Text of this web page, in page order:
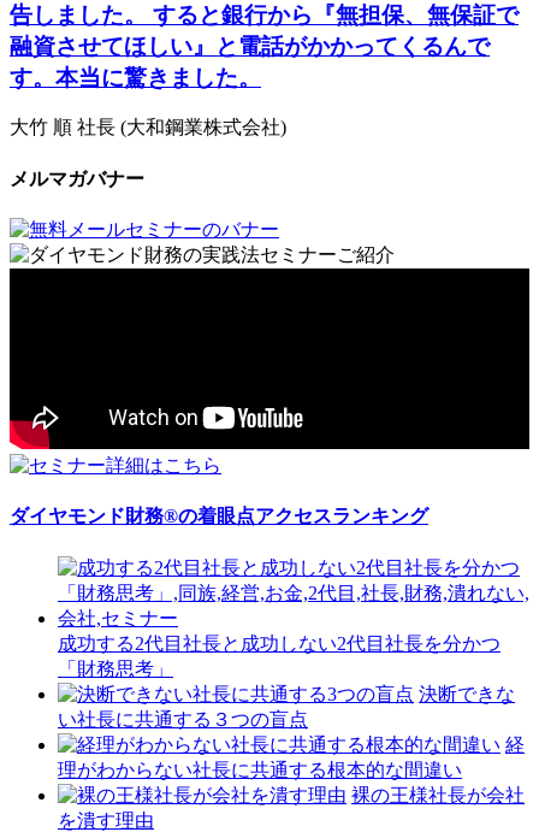
告しました。 すると銀行から『無担保、無保証で
融資させてほしい』と電話がかかってくるんで
す。本当に驚きました。
大竹 順 社長 (大和鋼業株式会社)
メルマガバナー
ダイヤモンド財務®の着眼点アクセスランキング
成功する2代目社長と成功しない2代目社長を分かつ
「財務思考」
決断できな
い社長に共通する３つの盲点
経
理がわからない社長に共通する根本的な間違い
裸の王様社長が会社
を潰す理由